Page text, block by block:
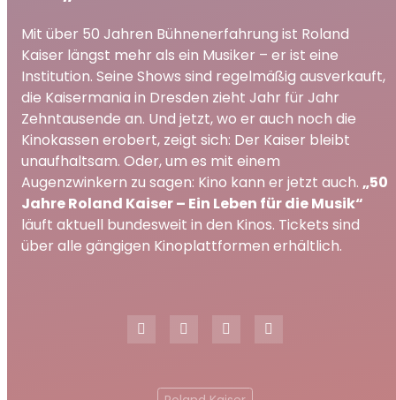
Mit über 50 Jahren Bühnenerfahrung ist Roland
Kaiser längst mehr als ein Musiker – er ist eine
Institution. Seine Shows sind regelmäßig ausverkauft,
die Kaisermania in Dresden zieht Jahr für Jahr
Zehntausende an. Und jetzt, wo er auch noch die
Kinokassen erobert, zeigt sich: Der Kaiser bleibt
unaufhaltsam. Oder, um es mit einem
Augenzwinkern zu sagen: Kino kann er jetzt auch. „50
Jahre Roland Kaiser – Ein Leben für die Musik“
läuft aktuell bundesweit in den Kinos. Tickets sind
über alle gängigen Kinoplattformen erhältlich.